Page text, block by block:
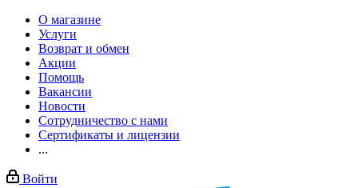
О магазине
Услуги
Возврат и обмен
Акции
Помощь
Вакансии
Новости
Сотрудничество с нами
Сертификаты и лицензии
...
Войти